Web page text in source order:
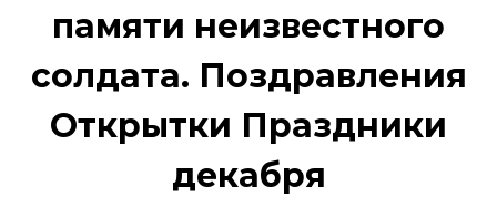
памяти неизвестного
солдата. Поздравления
Открытки Праздники
декабря